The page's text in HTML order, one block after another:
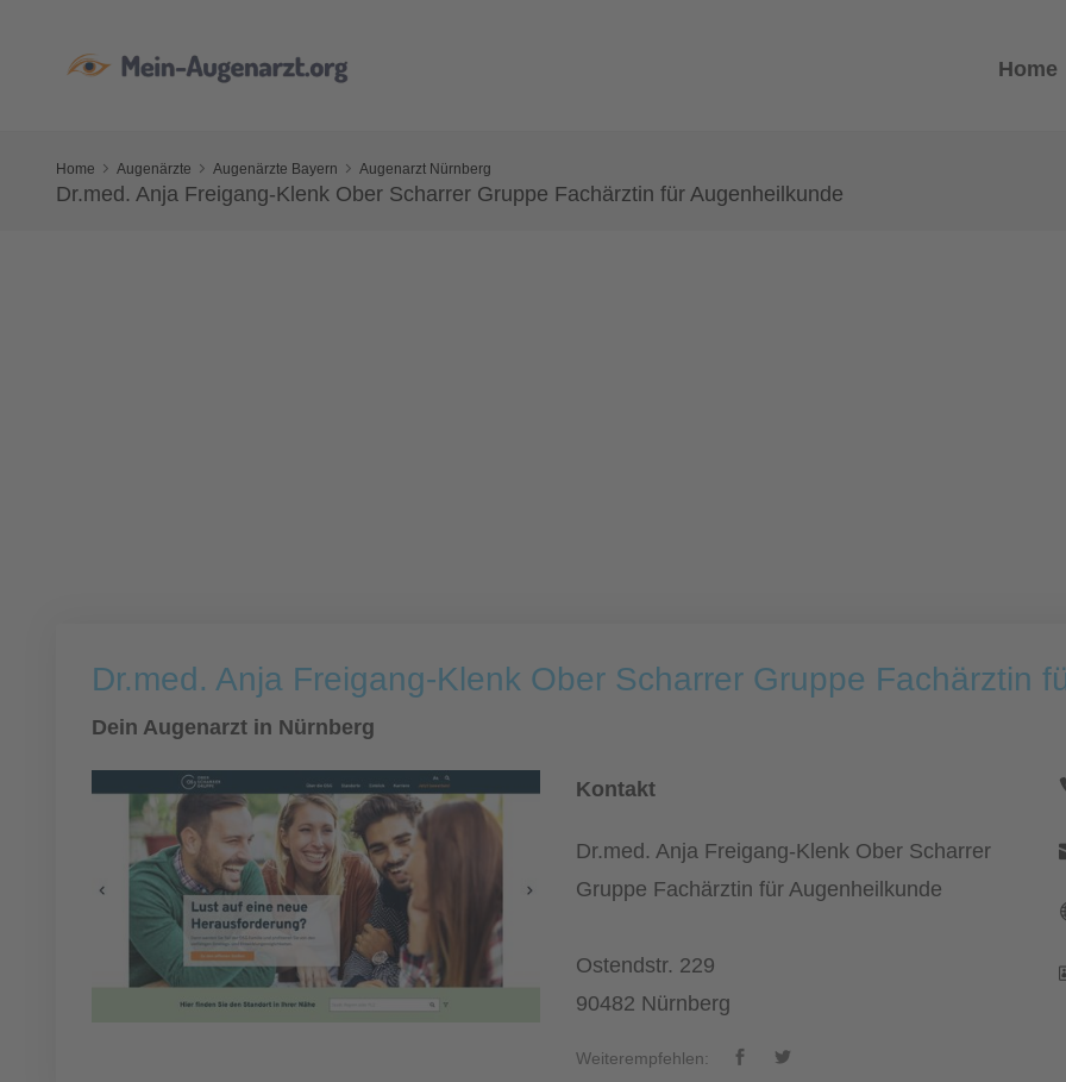
Home
Home Augenärzte Augenärzte Bayern Augenarzt Nürnberg
Dr.med. Anja Freigang-Klenk Ober Scharrer Gruppe Fachärztin für Augenheilkunde
Dr.med. Anja Freigang-Klenk Ober Scharrer Gruppe Fachärztin
Dein Augenarzt in Nürnberg
Kontakt
Dr.med. Anja Freigang-Klenk Ober Scharrer
Gruppe Fachärztin für Augenheilkunde
Ostendstr. 229
90482 Nürnberg
Weiterempfehlen: